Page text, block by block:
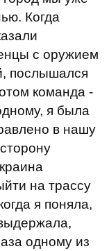
Когда
с оружием
послышался
команда -
я была
в нашу
на трассу
я поняла,
одному из